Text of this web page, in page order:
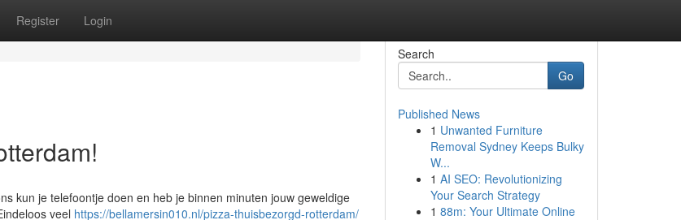
Register Login
kun je telefoontje doen en heb je binnen minuten jouw geweldige
veel https://bellamersin010.nl/pizza-thuisbezorgd-rotterdam/
Search
Go
Published News
1 Unwanted Furniture
Removal Sydney Keeps Bulky
W...
1 AI SEO: Revolutionizing
Your Search Strategy
1 88m: Your Ultimate Online